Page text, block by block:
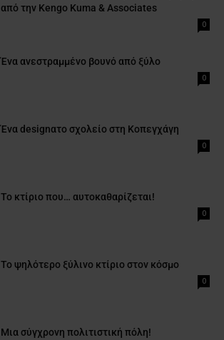
από την Kengo Kuma & Associates
0
Ένα ανεστραμμένο βουνό από ξύλο
0
Ένα designατο σχολείο στη Κοπεγχάγη
0
Το κτίριο που… αυτοκαθαρίζεται!
0
Το ψηλότερο ξύλινο κτίριο στον κόσμο
0
Μια σύγχρονη πολιτιστική πόλη!